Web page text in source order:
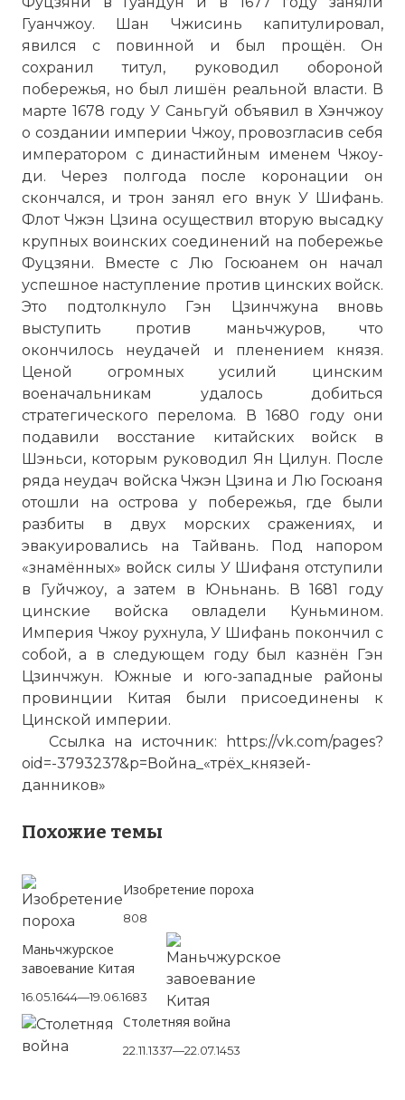
Гуанчжоу. Шан Чжисинь капитулировал,
явился с повинной и был прощён. Он
сохранил титул, руководил обороной
побережья, но был лишён реальной власти. В
марте 1678 году У Саньгуй объявил в Хэнчжоу
о создании империи Чжоу, провозгласив себя
императором с династийным именем Чжоу-
ди. Через полгода после коронации он
скончался, и трон занял его внук У Шифань.
Флот Чжэн Цзина осуществил вторую высадку
крупных воинских соединений на побережье
Фуцзяни. Вместе с Лю Госюанем он начал
успешное наступление против цинских войск.
Это подтолкнуло Гэн Цзинчжуна вновь
выступить против маньчжуров, что
окончилось неудачей и пленением князя.
Ценой огромных усилий цинским
военачальникам удалось добиться
стратегического перелома. В 1680 году они
подавили восстание китайских войск в
Шэньси, которым руководил Ян Цилун. После
ряда неудач войска Чжэн Цзина и Лю Госюаня
отошли на острова у побережья, где были
разбиты в двух морских сражениях, и
эвакуировались на Тайвань. Под напором
«знамённых» войск силы У Шифаня отступили
в Гуйчжоу, а затем в Юньнань. В 1681 году
цинские войска овладели Куньмином.
Империя Чжоу рухнула, У Шифань покончил с
собой, а в следующем году был казнён Гэн
Цзинчжун. Южные и юго-западные районы
провинции Китая были присоединены к
Цинской империи.
Ссылка на источник: https://vk.com/pages?
oid=-3793237&p=Война_«трёх_князей-
данников»
Похожие темы
Изобретение пороха
808
Маньчжурское
завоевание Китая
16.05.1644—19.06.1683
Столетняя война
22.11.1337—22.07.1453
☓
Рост Цинской империи